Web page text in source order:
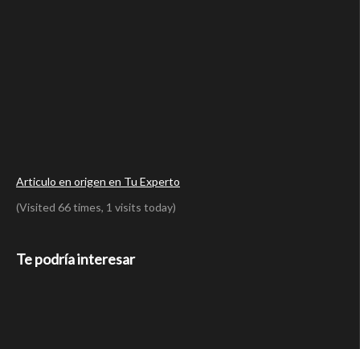
Articulo en origen en Tu Experto
(Visited 66 times, 1 visits today)
Te podría interesar